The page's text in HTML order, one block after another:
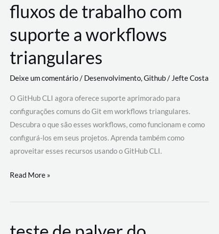
fluxos de trabalho com
suporte a workflows
triangulares
Deixe um comentário/ Desenvolvimento,Github/ Jefte Costa
O GitHub CLI agora oferece suporte aprimorado para
configurações comuns do Git em workflows triangulares.
Descubra o que são esses workflows, como funcionam e como
configurá-los em seus projetos. Aprenda também como
aproveitar esses recursos usando o GitHub CLI.
GitHub
revoluciona
de
Read More »